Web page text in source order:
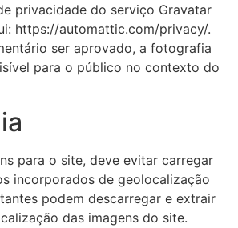
privacidade do serviço Gravatar
https://automattic.com/privacy/.
ser aprovado, a fotografia
para o público no contexto do
para o site, deve evitar carregar
incorporados de geolocalização
podem descarregar e extrair
das imagens do site.